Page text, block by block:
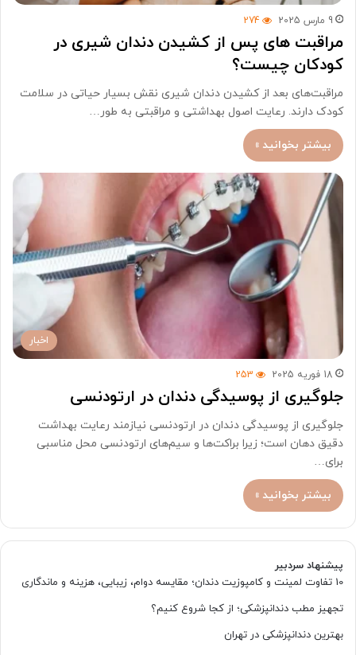
9 مارس 2025 274
مراقبت های پس از کشیدن دندان شیری در
کودکان چیست؟
مراقبت‌های بعد از کشیدن دندان شیری نقش بسیار حیاتی در سلامت
کودک دارند. رعایت اصول بهداشتی و مراقبتی به طور…
بیشتر بخوانید »
اخبار
18 فوریه 2025 253
جلوگیری از پوسیدگی دندان در ارتودنسی
جلوگیری از پوسیدگی دندان در ارتودنسی نیازمند رعایت بهداشت
دقیق دهان است؛ زیرا براکت‌ها و سیم‌های ارتودنسی محل مناسبی
برای…
بیشتر بخوانید »
پیشنهاد سردبیر
10 تفاوت لمینت و کامپوزیت دندان؛ مقایسه دوام، زیبایی، هزینه و ماندگاری
تجهیز مطب دندانپزشکی؛ از کجا شروع کنیم؟
بهترین دندانپزشکی در تهران